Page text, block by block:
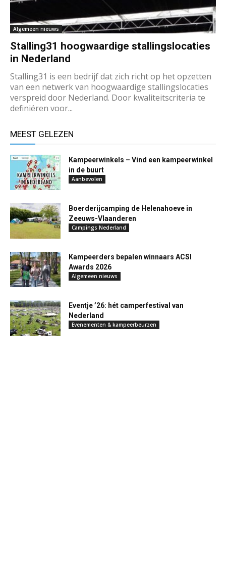
Algemeen nieuws
Stalling31 hoogwaardige stallingslocaties
in Nederland
Stalling31 is een bedrijf dat zich richt op het opzetten
van een netwerk van hoogwaardige stallingslocaties
verspreid door Nederland. Door kwaliteitscriteria te
definiëren voor...
MEEST GELEZEN
Kampeerwinkels – Vind een kampeerwinkel
in de buurt
Aanbevolen
Boerderijcamping de Helenahoeve in
Zeeuws-Vlaanderen
Campings Nederland
Kampeerders bepalen winnaars ACSI
Awards 2026
Algemeen nieuws
Eventje ’26: hét camperfestival van
Nederland
Evenementen & kampeerbeurzen